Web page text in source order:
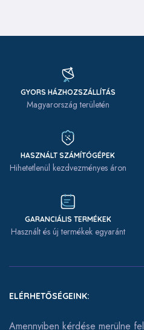
GYORS HÁZHOZSZÁLLÍTÁS
Magyarország területén
HASZNÁLT SZÁMÍTÓGÉPEK
Hihetetlenül kezdvezményes áron
GARANCIÁLIS TERMÉKEK
Használt és új termékek egyaránt
ELÉRHETŐSÉGEINK:
Amennyiben kérdése merülne fel